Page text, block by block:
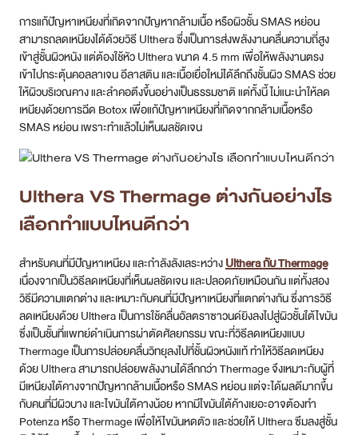
SMAS หย่อน เพราะทำแล้วไม่เห็นผลชัดเจน
Ulthera VS Thermage ต่างกันอย่างไร
เลือกทำแบบไหนดีกว่า
สำหรับคนที่มีปัญหาเหนียง และกำลังลังเลระหว่าง Ulthera กับ Thermage
วิธีมีความแตกต่าง และเหมาะกับคนที่มีปัญหาเหนียงที่แตกต่างกัน ซึ่งการวิธี
ลดเหนียงด้วย Ulthera เป็นการใช้คลื่นอัลตราซาวนด์ยิงลงไปสู่ผิวชั้นใต้ไขมัน
ซึ่งเป็นชั้นที่แพทย์ดำเนินการผ่าตัดศัลยกรรม ขณะที่วิธีลดเหนียงแบบ
ด้วย Ulthera สามารถปล่อยพลังงานได้ลึกกว่า Thermage จึงเหมาะกับผู้ที่
มีเหนียงใต้คางจากปัญหากล้ามเนื้อหรือ SMAS หย่อน แต่จะได้ผลดีมากขึ้น
กับคนที่มีผิวบาง และไขมันใต้คางน้อย หากมีไขมันใต้ค้างเยอะอาจต้องทำ
Potenza หรือ Thermage เพื่อให้ไขมันหดตัว และช่วยให้ Ulthera ซึมลงสู่ชั้น
ผิวได้ลึกมากขึ้น ส่วนวิธีลดเหนียงด้วย Thermage จะเหมาะกับคนที่ต้องการ
แก้ปัญหาเหนียงใต้คาง และกระชับผิว กระชับรูขุมขน ลดริ้วรอยไปพร้อมๆ กับ
การลดไขมัน
ลดเหนียง ทำที่ไหนดี เลือกอย่างไร